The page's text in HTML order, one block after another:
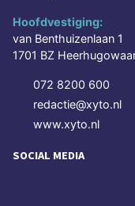
Hoofdvestiging:
van Benthuizenlaan 1
1701 BZ
072 8200 600
redactie@xyto.nl
www.xyto.nl
SOCIAL MEDIA